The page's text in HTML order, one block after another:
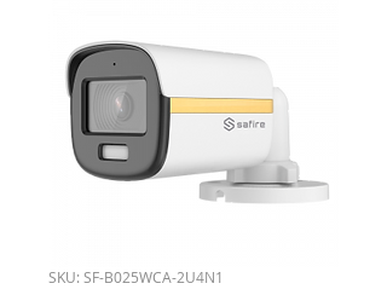
SKU: SF-B025WCA-2U4N1